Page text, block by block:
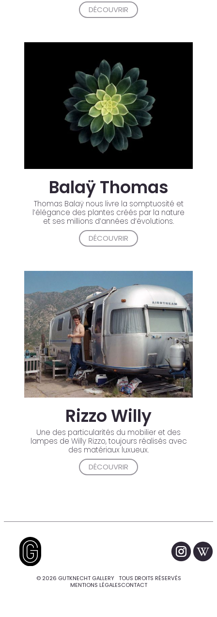
DÉCOUVRIR
Balaÿ Thomas
Thomas Balaÿ nous livre la somptuosité et
l’élégance des plantes créés par la nature
et ses millions d’années d’évolutions.
DÉCOUVRIR
Rizzo Willy
Une des particularités du mobilier et des
lampes de Willy Rizzo, toujours réalisés avec
des matériaux luxueux.
DÉCOUVRIR
© 2026 GUTKNECHT GALLERY TOUS DROITS RÉSERVÉS
MENTIONS LÉGALESCONTACT